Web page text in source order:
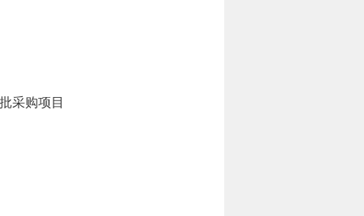
采购项目